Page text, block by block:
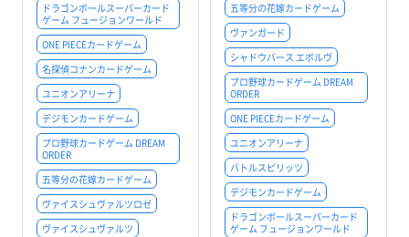
五等分の花嫁カードゲーム
ヴァンガード
シャドウバース エボルヴ
プロ野球カードゲーム DREAM
ORDER
ONE PIECEカードゲーム
ユニオンアリーナ
バトルスピリッツ
デジモンカードゲーム
ドラゴンボールスーパーカード
ゲーム フュージョンワールド
ドラゴンボールスーパーカード
ゲーム フュージョンワールド
ONE PIECEカードゲーム
名探偵コナンカードゲーム
ユニオンアリーナ
デジモンカードゲーム
プロ野球カードゲーム DREAM
ORDER
五等分の花嫁カードゲーム
ヴァイスシュヴァルツロゼ
ヴァイスシュヴァルツ